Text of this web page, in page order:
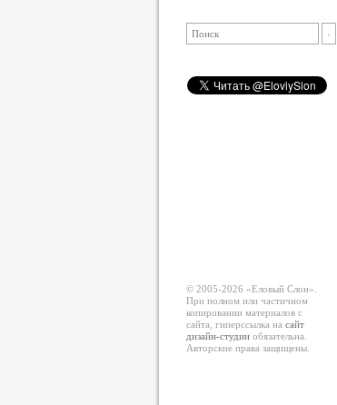
© 2005-2026 «Еловый Cлон».
При полном или частичном
копировании материалов с
сайта, гиперссылка на сайт
дизайн-студииобязательна.
Авторские права защищены.